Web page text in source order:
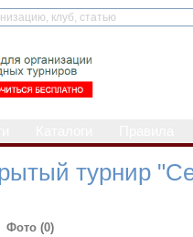
турнир
Фото (0)